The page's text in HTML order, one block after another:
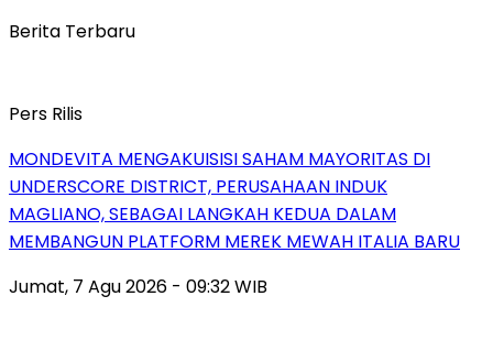
Berita Terbaru
Pers Rilis
MONDEVITA MENGAKUISISI SAHAM MAYORITAS DI
UNDERSCORE DISTRICT, PERUSAHAAN INDUK
MAGLIANO, SEBAGAI LANGKAH KEDUA DALAM
MEMBANGUN PLATFORM MEREK MEWAH ITALIA BARU
Jumat, 7 Agu 2026 - 09:32 WIB